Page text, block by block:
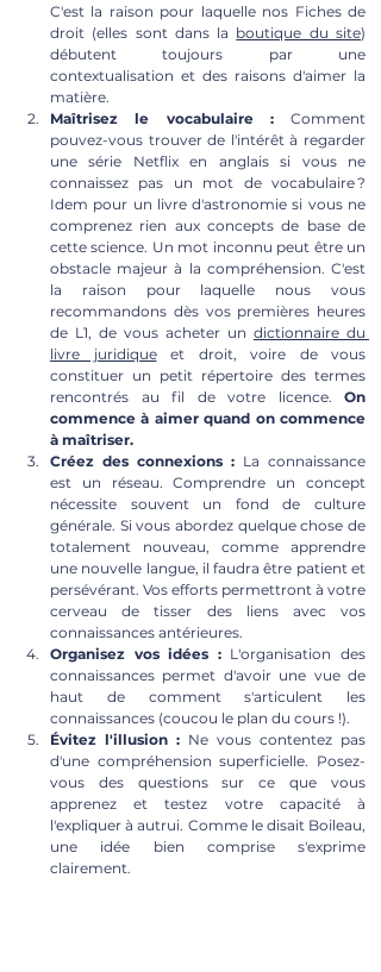
C'est la raison pour laquelle nos Fiches de
droit (elles sont dans la boutique du site)
débutent toujours par une
contextualisation et des raisons d'aimer la
matière.
Maîtrisez le vocabulaire : Comment
pouvez-vous trouver de l'intérêt à regarder
une série Netflix en anglais si vous ne
connaissez pas un mot de vocabulaire ?
Idem pour un livre d'astronomie si vous ne
comprenez rien aux concepts de base de
cette science. Un mot inconnu peut être un
obstacle majeur à la compréhension. C'est
la raison pour laquelle nous vous
recommandons dès vos premières heures
de L1, de vous acheter un dictionnaire du
livre juridique et droit, voire de vous
constituer un petit répertoire des termes
rencontrés au fil de votre licence. On
commence à aimer quand on commence
à maîtriser.
Créez des connexions : La connaissance
est un réseau. Comprendre un concept
nécessite souvent un fond de culture
générale. Si vous abordez quelque chose de
totalement nouveau, comme apprendre
une nouvelle langue, il faudra être patient et
persévérant. Vos efforts permettront à votre
cerveau de tisser des liens avec vos
connaissances antérieures.
Organisez vos idées : L'organisation des
connaissances permet d'avoir une vue de
haut de comment s'articulent les
connaissances (coucou le plan du cours !).
Évitez l'illusion : Ne vous contentez pas
d'une compréhension superficielle. Posez-
vous des questions sur ce que vous
apprenez et testez votre capacité à
l'expliquer à autrui. Comme le disait Boileau,
une idée bien comprise s'exprime
clairement.